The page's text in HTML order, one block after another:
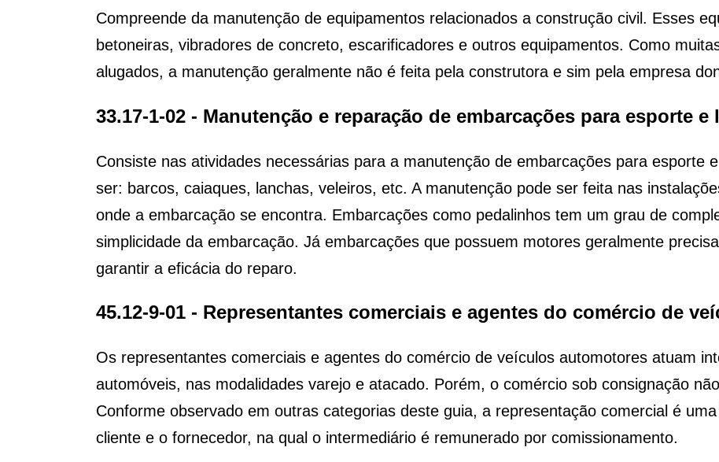
Compreende da manutenção de equipamentos relacionados a construção civil. Esses
betoneiras, vibradores de concreto, escarificadores e outros equipamentos. Como
alugados, a manutenção geralmente não é feita pela construtora e sim pela empresa
33.17-1-02 - Manutenção e reparação de embarcações para esporte e
Consiste nas atividades necessárias para a manutenção de embarcações para esporte
ser: barcos, caiaques, lanchas, veleiros, etc. A manutenção pode ser feita nas
onde a embarcação se encontra. Embarcações como pedalinhos tem um grau de
simplicidade da embarcação. Já embarcações que possuem motores geralmente
garantir a eficácia do reparo.
45.12-9-01 - Representantes comerciais e agentes do comércio de
Os representantes comerciais e agentes do comércio de veículos automotores atuam
automóveis, nas modalidades varejo e atacado. Porém, o comércio sob consignação
Conforme observado em outras categorias deste guia, a representação comercial é
cliente e o fornecedor, na qual o intermediário é remunerado por comissionamento.